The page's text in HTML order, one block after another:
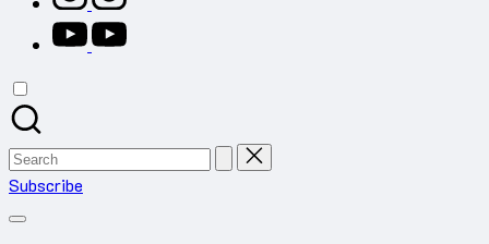
การ
ศึกษา
มุกดาหาร
youtube.com
Search
for:
Subscribe